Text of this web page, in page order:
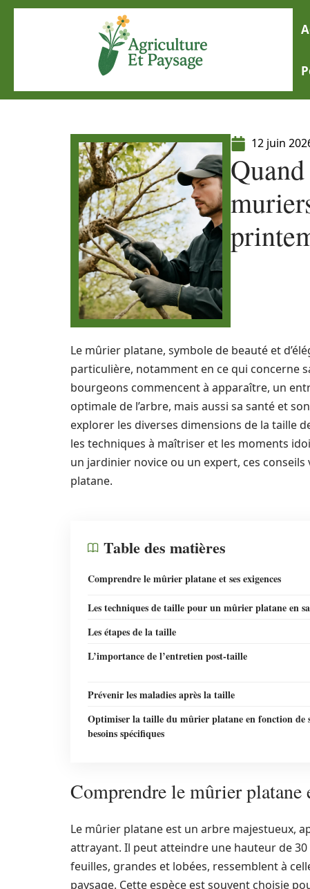
12 juin
Le mûrier platane, symbole de beauté et
particulière, notamment en ce qui concerne
bourgeons commencent à apparaître, un
optimale de l’arbre, mais aussi sa santé et
explorer les diverses dimensions de la taille
les techniques à maîtriser et les moments
un jardinier novice ou un expert, ces
platane.
Table des matières
Comprendre le mûrier platane et ses exigences
Les techniques de taille pour un mûrier platane en
Les étapes de la taille
L’importance de l’entretien post-taille
Prévenir les maladies après la taille
Optimiser la taille du mûrier platane en fonction de
besoins spécifiques
Comprendre le mûrier platane
Le mûrier platane est un arbre majestueux,
attrayant. Il peut atteindre une hauteur de
feuilles, grandes et lobées, ressemblent à
paysage. Cette espèce est souvent choisie